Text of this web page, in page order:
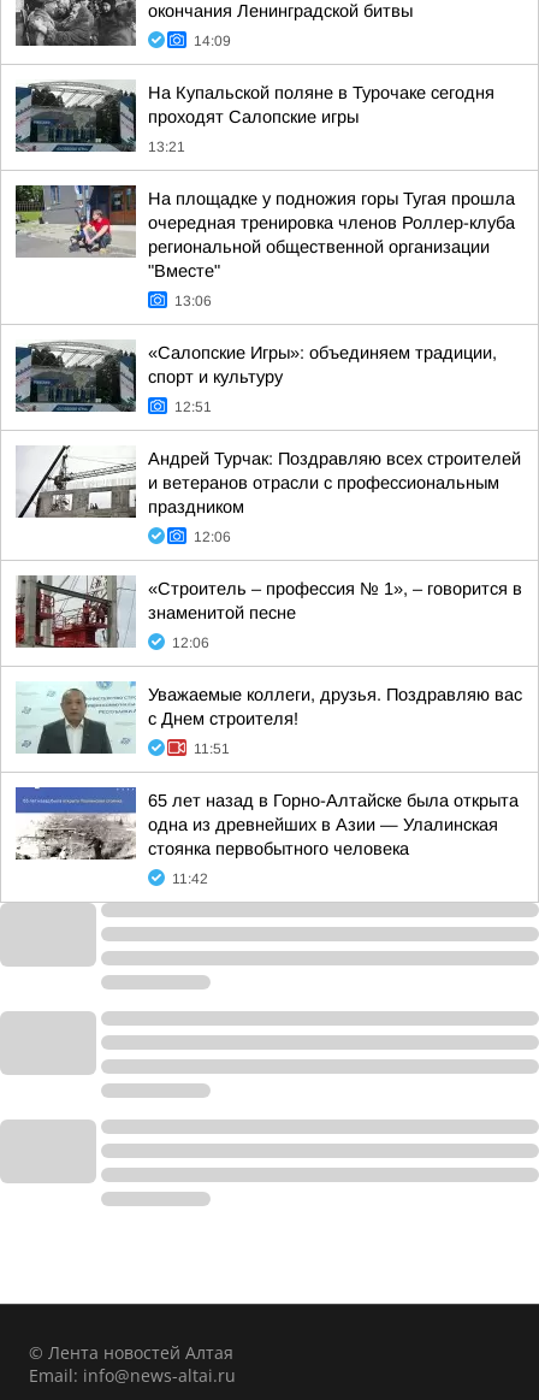
окончания Ленинградской битвы
14:09
На Купальской поляне в Турочаке сегодня
проходят Салопские игры
13:21
На площадке у подножия горы Тугая прошла
очередная тренировка членов Роллер-клуба
региональной общественной организации
"Вместе"
13:06
«Салопские Игры»: объединяем традиции,
спорт и культуру
12:51
Андрей Турчак: Поздравляю всех строителей
и ветеранов отрасли с профессиональным
праздником
12:06
«Строитель – профессия № 1», – говорится в
знаменитой песне
12:06
Уважаемые коллеги, друзья. Поздравляю вас
с Днем строителя!
11:51
65 лет назад в Горно-Алтайске была открыта
одна из древнейших в Азии — Улалинская
стоянка первобытного человека
11:42
© Лента новостей Алтая
Email: info@news-altai.ru